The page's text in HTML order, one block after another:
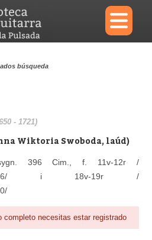
×
Reproductor
búsqueda
- 1721)
Wiktoria Swoboda, laúd)
sygn. 396 Cim., f. 11v-12r /
36/ i 18v-19r /
completo necesitas estar registrado